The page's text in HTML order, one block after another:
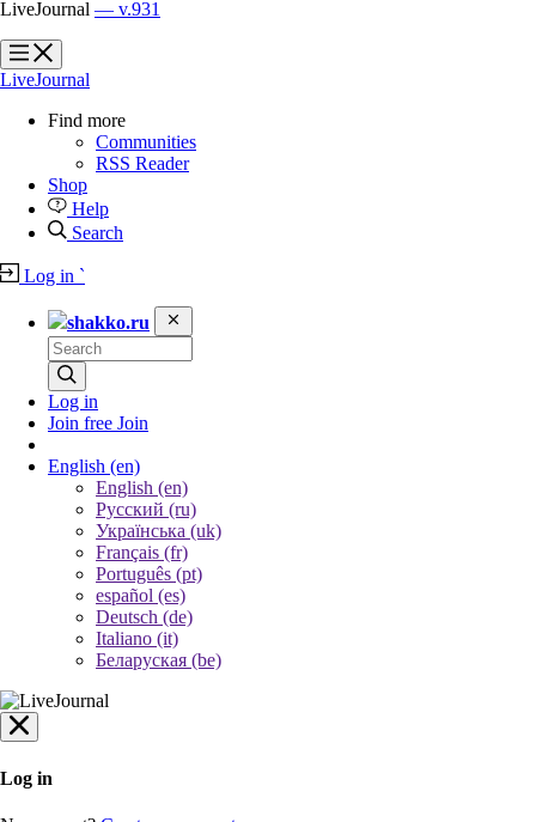
LiveJournal — v.931
?
?
LiveJournal
Find more
Communities
RSS Reader
Shop
Help
Search
Log in `
shakko.ru
Log in
Join free Join
English (en)
English (en)
Русский (ru)
Українська (uk)
Français (fr)
Português (pt)
español (es)
Deutsch (de)
Italiano (it)
Беларуская (be)
Log in